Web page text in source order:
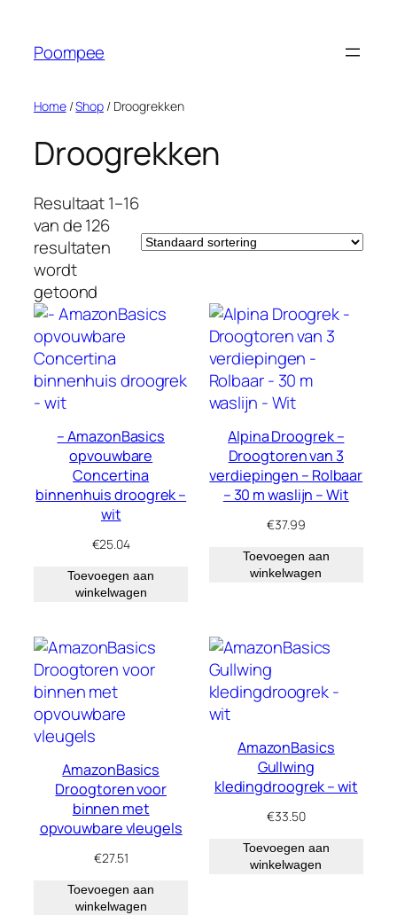
Poompee
Home/Shop/ Droogrekken
Droogrekken
Resultaat 1–16
van de 126
resultaten
wordt
getoond
– AmazonBasics
opvouwbare
Concertina
binnenhuis droogrek –
wit
€25.04
Toevoegen aan
winkelwagen
Alpina Droogrek –
Droogtoren van 3
verdiepingen – Rolbaar
– 30 m waslijn – Wit
€37.99
Toevoegen aan
winkelwagen
AmazonBasics
Droogtoren voor
binnen met
opvouwbare vleugels
€27.51
Toevoegen aan
winkelwagen
AmazonBasics
Gullwing
kledingdroogrek – wit
€33.50
Toevoegen aan
winkelwagen